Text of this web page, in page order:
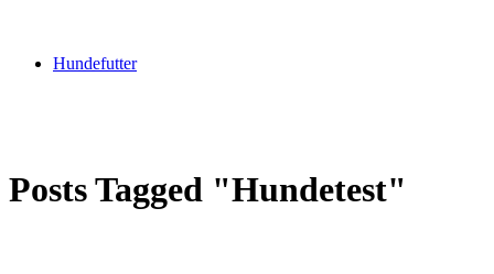
Hundefutter
Posts Tagged "Hundetest"